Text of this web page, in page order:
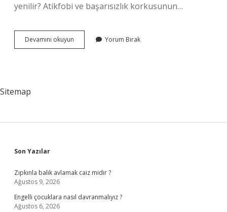
yenilir? Atikfobi ve başarısızlık korkusunun…
Devamını okuyun Başarısızlıktan
Korkan
Yorum Bırak
Sitemap
Sidebar
Son Yazılar
Zıpkınla balık avlamak caiz midir ?
Ağustos 9, 2026
Engelli çocuklara nasıl davranmalıyız ?
Ağustos 6, 2026